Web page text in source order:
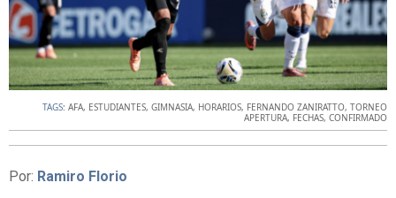
TAGS: AFA, ESTUDIANTES, GIMNASIA, HORARIOS, FERNANDO ZANIRATTO, TORNEO
APERTURA, FECHAS, CONFIRMADO
Por: Ramiro Florio